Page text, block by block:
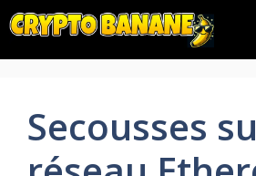
Aller
au
contenu
Secousses